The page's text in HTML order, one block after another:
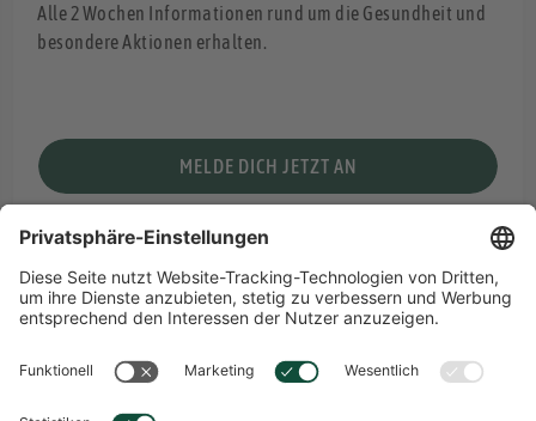
Alle 2 Wochen Informationen rund um die Gesundheit und
besondere Aktionen erhalten.
MELDE DICH JETZT AN